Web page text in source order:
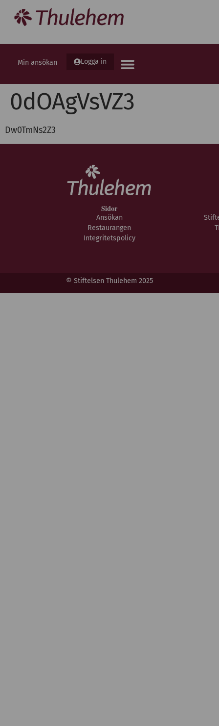
Min ansökan Logga in
0dOAgVsVZ3
Dw0TmNs2Z3
Sidor
Ansökan
Restaurangen
Integritetspolicy
© Stiftelsen Thulehem 2025